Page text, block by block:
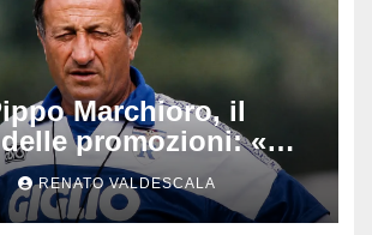
Marchioro, il
promozioni: «Ha
indimenticabili
calcio»
RENATO VALDESCALA